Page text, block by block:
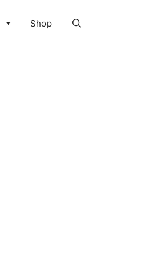
Shop